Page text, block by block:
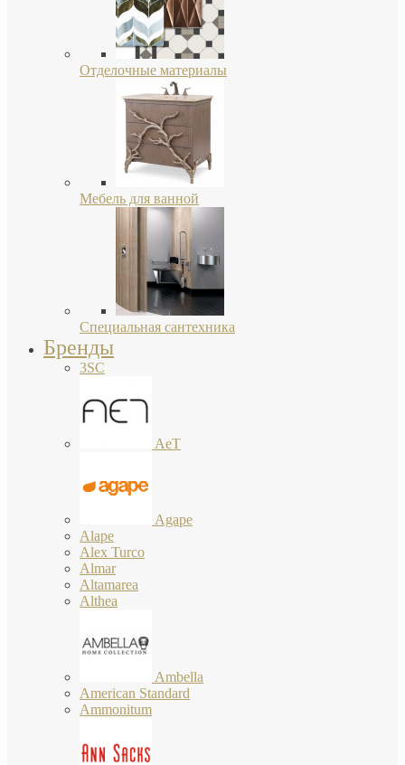
Отделочные материалы
Мебель для ванной
Специальная сантехника
Бренды
3SC
AeT
Agape
Alape
Alex Turco
Almar
Altamarea
Althea
Ambella
American Standard
Ammonitum